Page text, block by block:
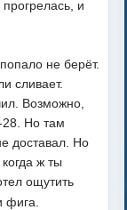
и
не берёт.
сливает.
Возможно,
28. Но там
доставал. Но
ж ты
ощутить
фига.